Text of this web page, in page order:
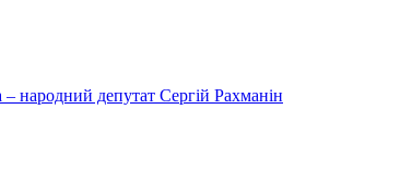
народний депутат Сергій Рахманін